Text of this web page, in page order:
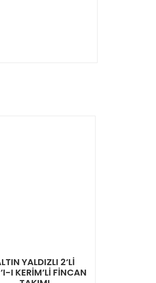
YALDIZLI 2‘Lİ
I KERİM‘Lİ FİNCAN